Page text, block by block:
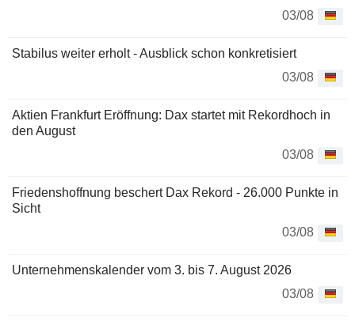
03/08
Stabilus weiter erholt - Ausblick schon konkretisiert
03/08
Aktien Frankfurt Eröffnung: Dax startet mit Rekordhoch in
den August
03/08
Friedenshoffnung beschert Dax Rekord - 26.000 Punkte in
Sicht
03/08
Unternehmenskalender vom 3. bis 7. August 2026
03/08